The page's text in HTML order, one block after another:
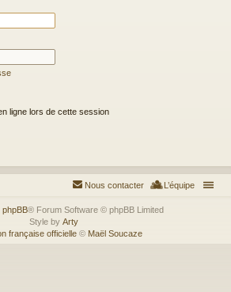
ligne lors de cette session
L’équipe
Nous contacter
phpBB® Forum Software © phpBB Limited
Style by Arty
française officielle © Maël Soucaze